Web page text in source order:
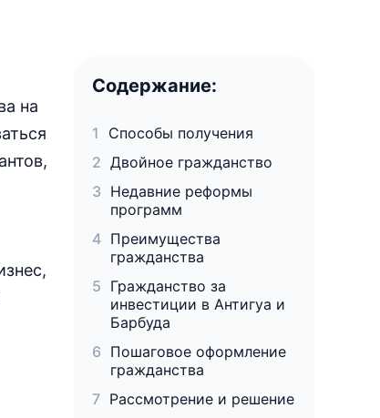
на
Содержание:
Способы получения
Двойное гражданство
Недавние реформы
программ
Преимущества
гражданства
Гражданство за
инвестиции в Антигуа и
Барбуда
Пошаговое оформление
гражданства
Рассмотрение и решение